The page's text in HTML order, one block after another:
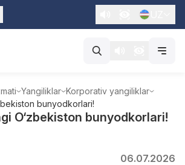
Yangiliklar Korporativ yangiliklar
bunyodkorlari!
O‘zbekiston bunyodkorlari!
06.07.2026